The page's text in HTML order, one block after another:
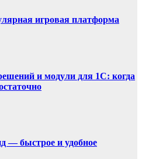
игровая платформа
и модули для 1С: когда
— быстрое и удобное